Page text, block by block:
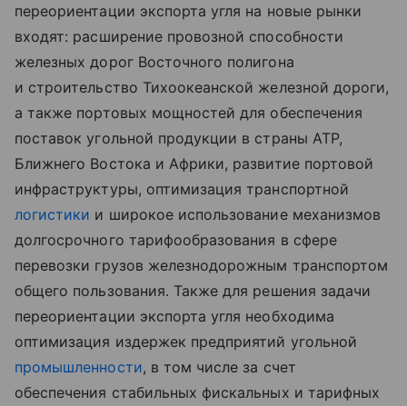
переориентации экспорта угля на новые рынки
входят: расширение провозной способности
железных дорог Восточного полигона
и строительство Тихоокеанской железной дороги,
а также портовых мощностей для обеспечения
поставок угольной продукции в страны АТР,
Ближнего Востока и Африки, развитие портовой
инфраструктуры, оптимизация транспортной
логистики и широкое использование механизмов
долгосрочного тарифообразования в сфере
перевозки грузов железнодорожным транспортом
общего пользования. Также для решения задачи
переориентации экспорта угля необходима
оптимизация издержек предприятий угольной
промышленности, в том числе за счет
обеспечения стабильных фискальных и тарифных